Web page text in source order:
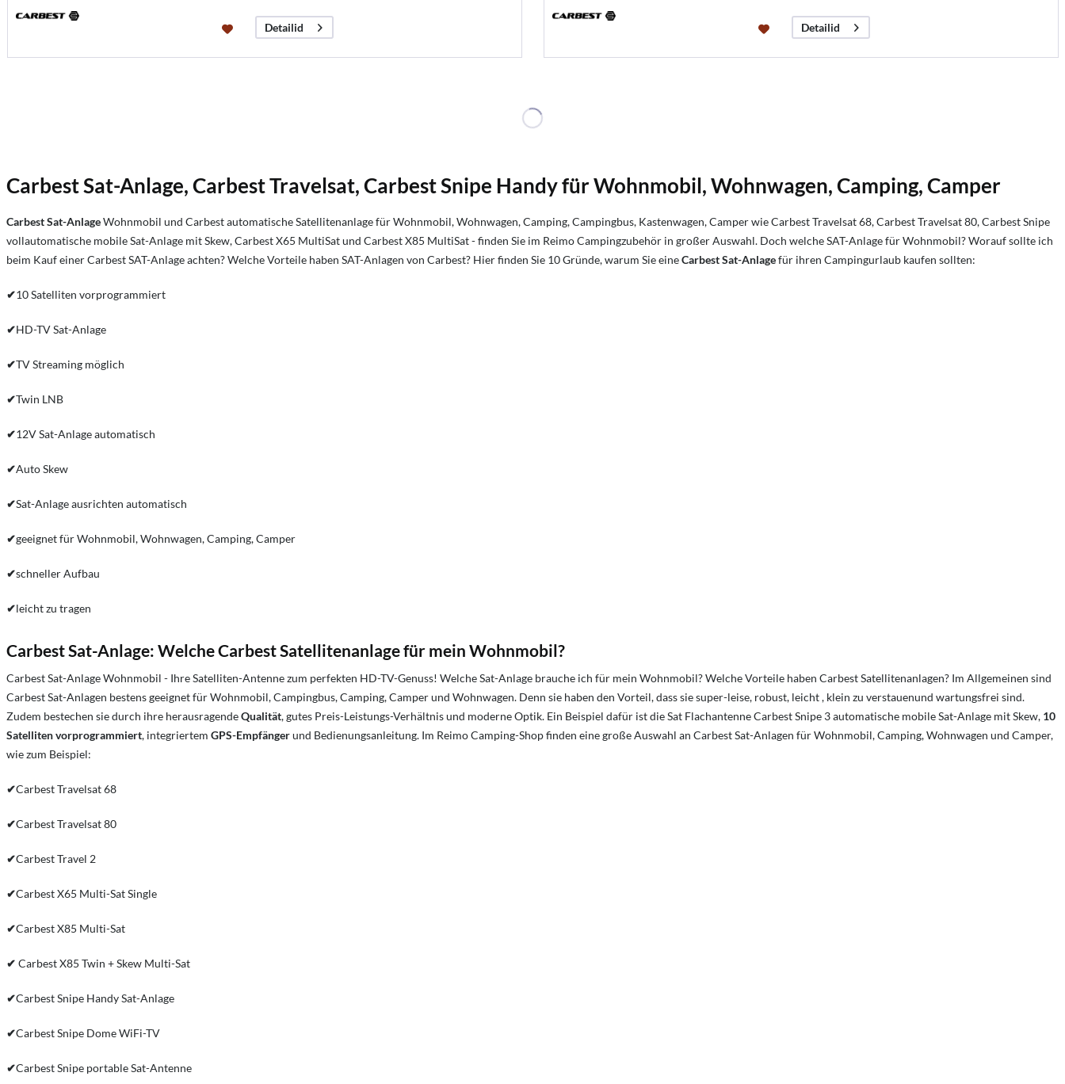
Detailid Detailid
Carbest Sat-Anlage, Carbest Travelsat, Carbest Snipe Handy für Wohnmobil, Wohnwagen, Camping, Camper
Carbest Sat-AnlageWohnmobil und Carbest automatische Satellitenanlage für Wohnmobil, Wohnwagen, Camping, Campingbus, Kastenwagen, Camper wie Carbest Travelsat 68, Carbest Travelsat 80, Carbest Snipe
vollautomatische mobile Sat-Anlage mit Skew, Carbest X65 MultiSat und Carbest X85 MultiSat - finden Sie im Reimo Campingzubehör in großer Auswahl. Doch welche SAT-Anlage für Wohnmobil? Worauf sollte ich
beim Kauf einer Carbest SAT-Anlage achten? Welche Vorteile haben SAT-Anlagen von Carbest? Hier finden Sie 10 Gründe, warum Sie eineCarbest Sat-Anlagefür ihren Campingurlaub kaufen sollten:
✔10 Satelliten vorprogrammiert
✔HD-TV Sat-Anlage
✔TV Streaming möglich
✔Twin LNB
✔12V Sat-Anlage automatisch
✔Auto Skew
✔Sat-Anlage ausrichten automatisch
✔geeignet für Wohnmobil, Wohnwagen, Camping, Camper
✔schneller Aufbau
✔leicht zu tragen
Carbest Sat-Anlage: Welche Carbest Satellitenanlage für mein Wohnmobil?
Carbest Sat-Anlage Wohnmobil - Ihre Satelliten-Antenne zum perfekten HD-TV-Genuss! Welche Sat-Anlage brauche ich für mein Wohnmobil? Welche Vorteile haben Carbest Satellitenanlagen? Im Allgemeinen sind
Carbest Sat-Anlagen bestens geeignet für Wohnmobil, Campingbus, Camping, Camper und Wohnwagen. Denn sie haben den Vorteil, dass sie super-leise, robust, leicht , klein zu verstauenund wartungsfrei sind.
Zudem bestechen sie durch ihre herausragendeQualität, gutes Preis-Leistungs-Verhältnis und moderne Optik. Ein Beispiel dafür ist die Sat Flachantenne Carbest Snipe 3 automatische mobile Sat-Anlage mit Skew, 10
Satelliten vorprogrammiert, integriertem GPS-Empfängerund Bedienungsanleitung. Im Reimo Camping-Shop finden eine große Auswahl an Carbest Sat-Anlagen für Wohnmobil, Camping, Wohnwagen und Camper,
wie zum Beispiel:
✔Carbest Travelsat 68
✔Carbest Travelsat 80
✔Carbest Travel 2
✔Carbest X65 Multi-Sat Single
✔Carbest X85 Multi-Sat
✔ Carbest X85 Twin + Skew Multi-Sat
✔Carbest Snipe Handy Sat-Anlage
✔Carbest Snipe Dome WiFi-TV
✔Carbest Snipe portable Sat-Antenne